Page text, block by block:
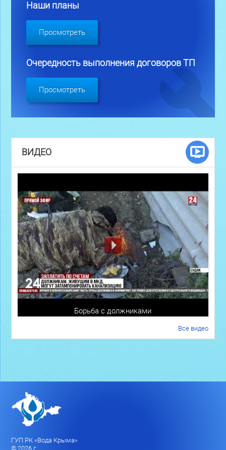
Наши планы
Просмотреть
Очередность выполнения договоров ТП
Просмотреть
ВИДЕО
Борьба с должниками
Все видео
ГУП РК «Вода Крыма»
© 2026 г.